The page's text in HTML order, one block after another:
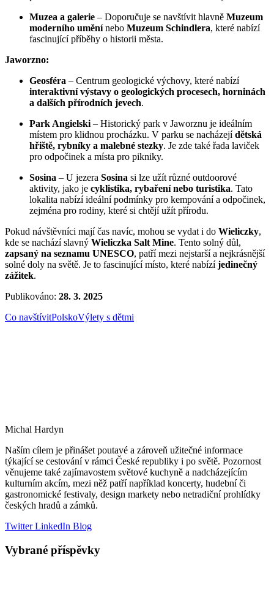
Muzea a galerie – Doporučuje se navštívit hlavně Muzeum
moderního uměnínebo Muzeum Schindlera, které nabízí
fascinující příběhy o historii města.
Jaworzno:
Geosféra – Centrum geologické výchovy, které nabízí
interaktivní výstavy o geologických procesech, horninách
a dalších přírodních jevech.
Park Angielski– Historický park v Jaworznu je ideálním
místem pro klidnou procházku. V parku se nacházejídětská
hřiště, rybníky a malebné stezky. Je zde také řada laviček
pro odpočinek a místa pro pikniky.
Sosina – U jezera Sosina si lze užít různé outdoorové
aktivity, jako je cyklistika, rybaření nebo turistika. Tato
lokalita nabízí ideální podmínky pro kempování a odpočinek,
zejména pro rodiny, které si chtějí užít přírodu.
Pokud návštěvníci mají čas navíc, mohou se vydat i do Wieliczky,
kde se nachází slavný Wieliczka Salt Mine. Tento solný důl,
zapsaný na seznamu UNESCO, patří mezi nejstarší a nejkrásnější
solné doly na světě. Je to fascinující místo, které nabízíjedinečný
zážitek.
Publikováno: 28. 3. 2025
Co navštívitPolskoVýlety s dětmi
Michal Hardyn
Naším cílem je přinášet poutavé a zároveň užitečné informace
týkající se cestování v rámci České republiky i po světě. Pozornost
věnujeme také zajímavostem světové kuchyně a nadcházejícím
kulturním akcím, mezi něž patří například koncerty, hudební či
gastronomické festivaly, design markety nebo netradiční prohlídky
českých hradů a zámků.
TwitterLinkedIn Blog
Vybrané příspěvky